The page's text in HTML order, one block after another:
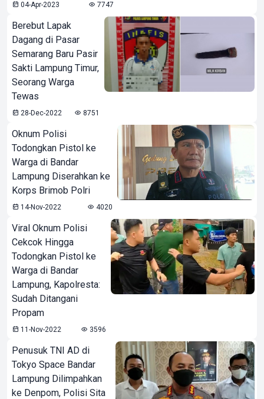
04-Apr-2023 7747
Berebut Lapak
Dagang di Pasar
Semarang Baru Pasir
Sakti Lampung Timur,
Seorang Warga
Tewas
28-Dec-2022 8751
Oknum Polisi
Todongkan Pistol ke
Warga di Bandar
Lampung Diserahkan ke
Korps Brimob Polri
14-Nov-2022 4020
Viral Oknum Polisi
Cekcok Hingga
Todongkan Pistol ke
Warga di Bandar
Lampung, Kapolresta:
Sudah Ditangani
Propam
11-Nov-2022 3596
Penusuk TNI AD di
Tokyo Space Bandar
Lampung Dilimpahkan
ke Denpom, Polisi Sita